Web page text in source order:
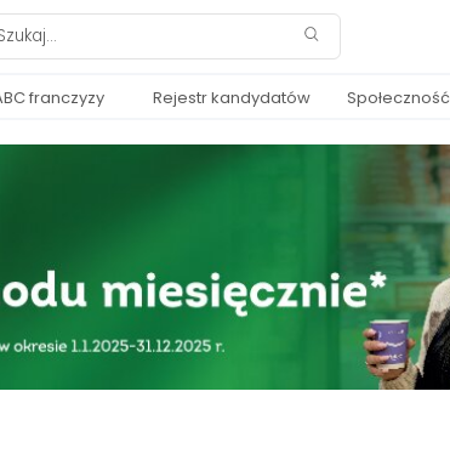
franczyzy Rejestr kandydatów Społeczność